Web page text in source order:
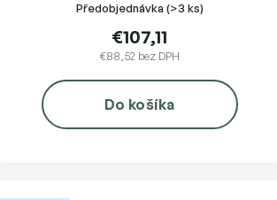
Předobjednávka (>3 ks)
€88,52 bez DPH
€107,11
Do košíka